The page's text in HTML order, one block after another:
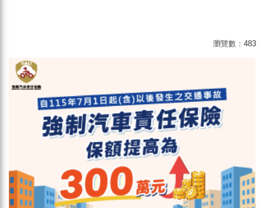
瀏覽數： 483